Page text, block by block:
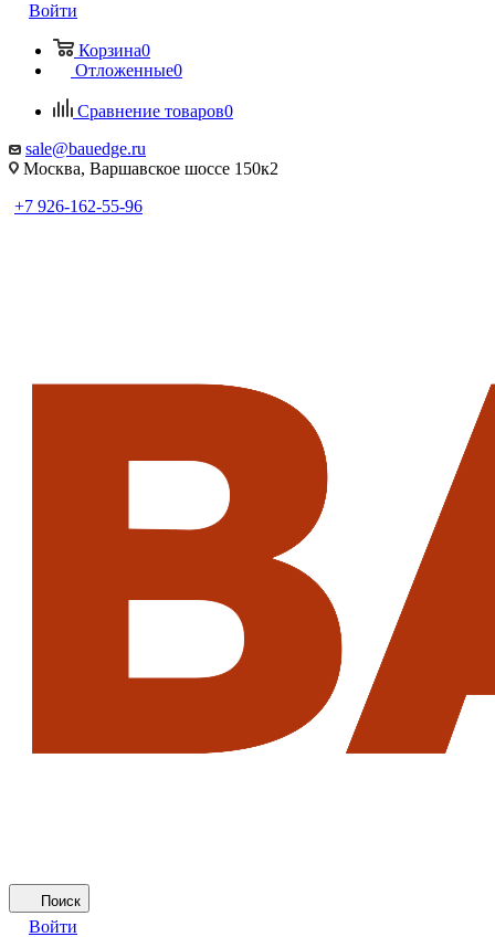
Войти
Корзина0
Отложенные0
Сравнение товаров0
sale@bauedge.ru
Москва, Варшавское шоссе 150к2
+7 926-162-55-96
Поиск
Войти